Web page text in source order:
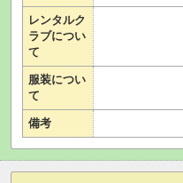
レンタルク
ラブについ
て
服装につい
て
備考